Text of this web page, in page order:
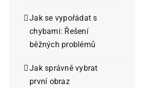
Jak se vypořádat s
chybami: Řešení
běžných problémů
Jak správně vybrat
první obraz